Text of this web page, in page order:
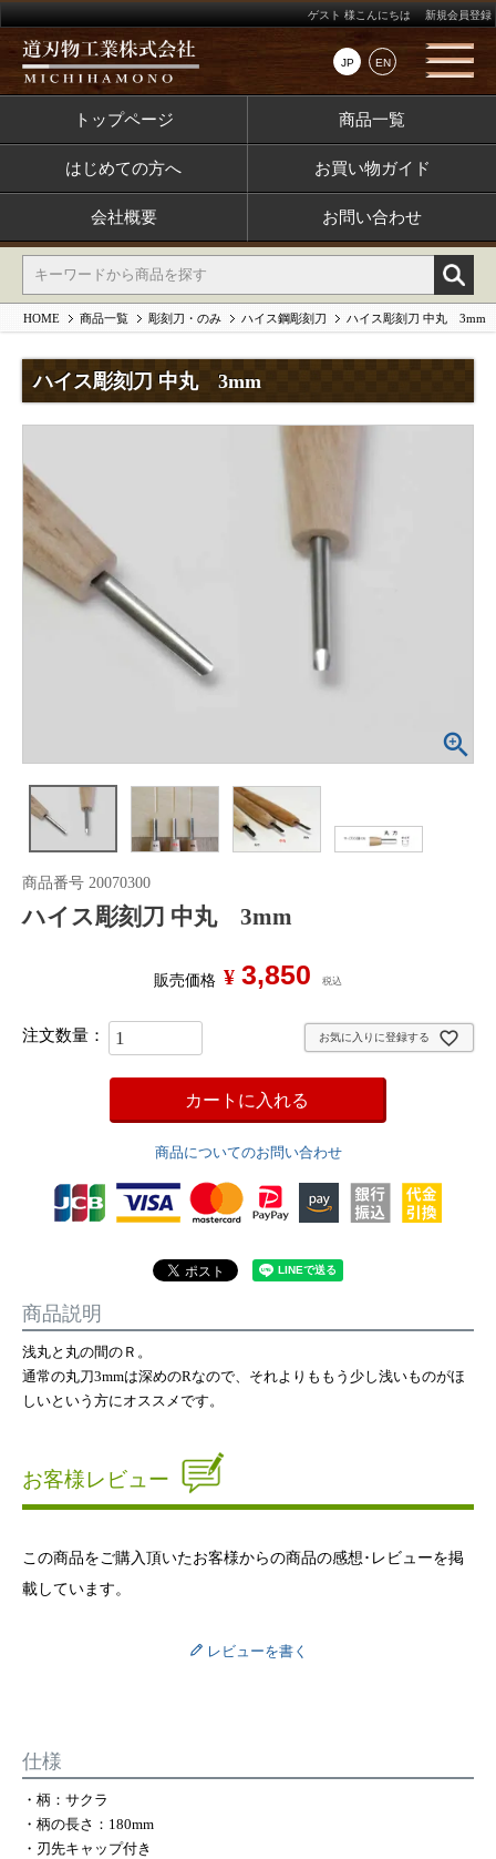
JP EN
ゲスト 様こんにちは 新規会員登録
トップページ 商品一覧
はじめての方へ お買い物ガイド
会社概要 お問い合わせ
HOME 商品一覧 彫刻刀・のみ ハイス鋼彫刻刀 ハイス彫刻刀 中丸 3mm
ハイス彫刻刀 中丸 3mm
商品番号 20070300
ハイス彫刻刀 中丸 3mm
販売価格 ¥ 3,850 税込
お気に入りに登録する
カートに入れる
商品についてのお問い合わせ
商品説明
浅丸と丸の間のＲ。
通常の丸刀3mmは深めのRなので、それよりももう少し浅いものがほ
しいという方にオススメです。
お客様レビュー
この商品をご購入頂いたお客様からの商品の感想･レビューを掲
載しています。
レビューを書く
仕様
・柄：サクラ
・柄の長さ：180mm
・刃先キャップ付き